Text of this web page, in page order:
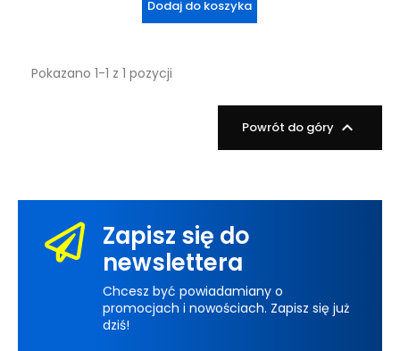
Dodaj do koszyka
Pokazano 1-1 z 1 pozycji
Powrót do góry 
Zapisz się do
newslettera
Chcesz być powiadamiany o
promocjach i nowościach. Zapisz się już
dziś!